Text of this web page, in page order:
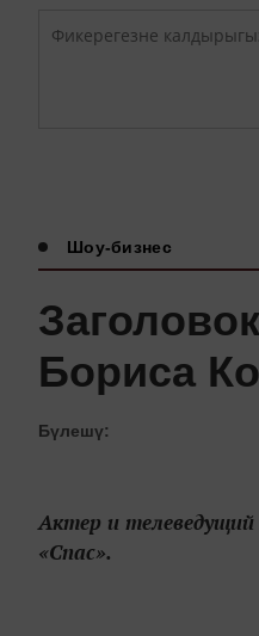
Шоу-бизнес
Бориса
Бүлешү:
Актер и телеведущий
«Спас».